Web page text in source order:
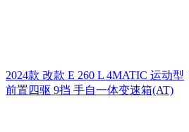
2024款 改款 E 260 L 4MATIC 运动型
前置四驱 9挡 手自一体变速箱(AT)